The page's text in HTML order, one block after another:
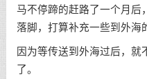
马不停蹄的赶路了一个月后
落脚，打算补充一些到外海
因为等传送到外海过后，就
了。